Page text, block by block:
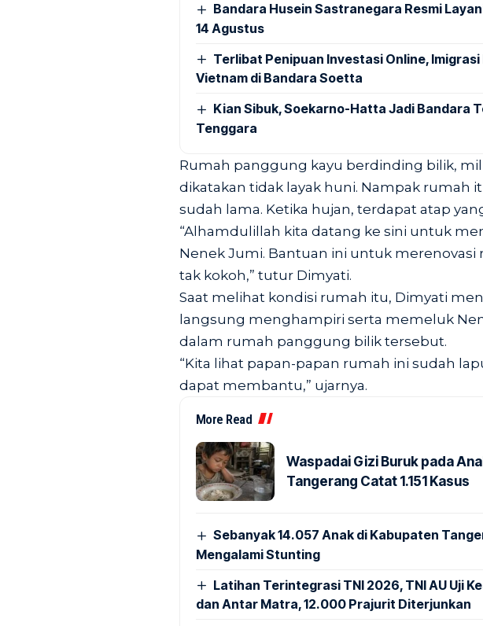
Bandara Husein Sastranegara Resmi
14 Agustus
Terlibat Penipuan Investasi Online,
Vietnam di Bandara Soetta
Kian Sibuk, Soekarno-Hatta Jadi Bandara
Tenggara
Rumah panggung kayu berdinding bilik,
dikatakan tidak layak huni. Nampak rumah
sudah lama. Ketika hujan, terdapat atap
“Alhamdulillah kita datang ke sini untuk
Nenek Jumi. Bantuan ini untuk merenovasi
tak kokoh,” tutur Dimyati.
Saat melihat kondisi rumah itu, Dimyati
langsung menghampiri serta memeluk
dalam rumah panggung bilik tersebut.
“Kita lihat papan-papan rumah ini sudah
dapat membantu,” ujarnya.
More Read
Waspadai Gizi Buruk pada
Tangerang Catat 1.151 Kasus
Sebanyak 14.057 Anak di Kabupaten
Mengalami Stunting
Latihan Terintegrasi TNI 2026, TNI AU Uji
dan Antar Matra, 12.000 Prajurit Diterjunkan